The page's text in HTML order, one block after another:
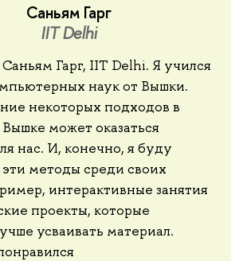
Саньям Гарг
IIT Delhi
Гарг, IIT Delhi. Я учился
наук от Вышки.
некоторых подходов в
может оказаться
нас. И, конечно, я буду
эти методы среди своих
интерактивные занятия
проекты, которые
усваивать материал.